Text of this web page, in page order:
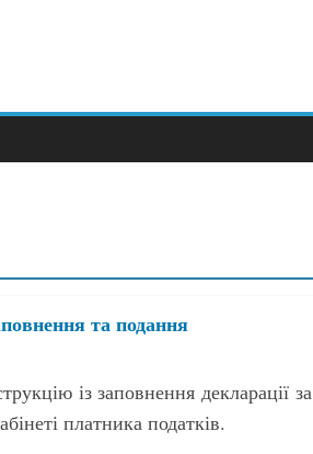
та подання
із заповнення декларації за
платника податків.